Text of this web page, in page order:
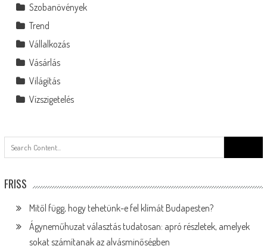
Szobanövények
Trend
Vállalkozás
Vásárlás
Világítás
Vízszigetelés
for:
FRISS
Mitől függ, hogy tehetünk-e fel klímát Budapesten?
Ágyneműhuzat választás tudatosan: apró részletek, amelyek
sokat számítanak az alvásminőségben